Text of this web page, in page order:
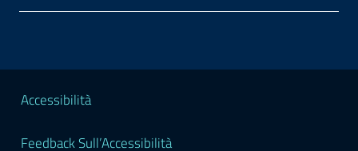
Sezione Legale
Accessibilità
Feedback Sull’Accessibilità